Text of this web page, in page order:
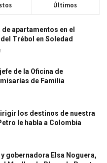
Últimos
apartamentos en el
Trébol en Soledad
de la Oficina de
de Familia
los destinos de nuestra
le habla a Colombia
gobernadora Elsa Noguera,